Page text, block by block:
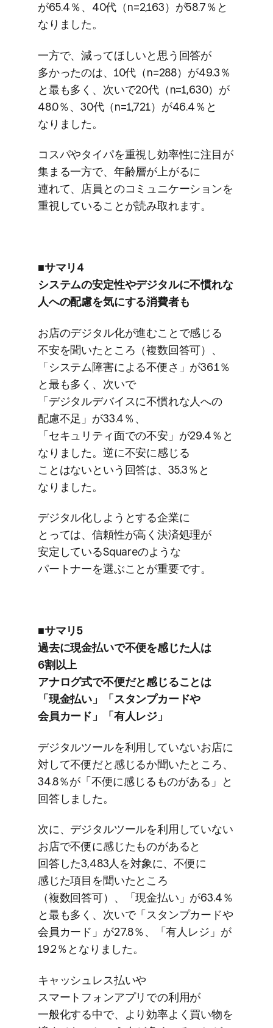
が​65.4％、​40代​（n=2,163）が​58.7％と​
なりました。
一方で、​減って​ほしいと​思う​回答が​
多かったのは、​10代​（n=288）が​49.3％
と​最も​多く、​次いで​20代​（n=1,630）が​
48.0％、​30代​（n=1,721）が​46.4％と​
なりました。
コスパや​タイパを​重視し​効率性に​注目が​
集まる​一方で、​年齢層が​上がるに​
連れて、​店員との​コミュニケーションを​
重視している​ことが​読み取れます。
■サマリ4
システムの​安定性や​デジタルに​不慣れな​
人への​配慮を​気に​する​消費者も
お店の​デジタル化が​進むことで​感じる​
不安を​聞いた​ところ​（複数回答可）、​
「システム障害に​よる​不便さ」が​36.1％
と​最も​多く、​次いで​
「デジタルデバイスに​不慣れな​人への​
配慮不足」が​33.4％、​
「セキュリティ面での​不安」が​29.4％と​
なりました。​逆に​不安に​感じる​
ことはないと​いう​回答は、​35.3％と​
なりました。
デジタル化しようとする​企業に​
とっては、​信頼性が​高く​決済処理が​
安定している​Squareのような​
パートナーを​選ぶことが​重要です。
■サマリ5
過去に​現金払いで​不便を​感じた​人は​
6割以上
アナログ式で​不便だと​感じる​ことは​
「現金払い」​「スタンプカードや​
会員カード」​「有人レジ」
デジタルツールを​利用していない​お店に​
対して​不便だと​感じるか​聞いた​ところ、​
34.8％が​「不便に​感じる​ものが​ある」と​
回答しました。
次に、​デジタルツールを​利用していない​
お店で​不便に​感じた​ものが​あると​
回答した​3,483人を​対象に、​不便に​
感じた​項目を​聞いた​ところ​
（複数回答可）、​「現金払い」が​63.4％
と​最も​多く、​次いで​「スタンプカードや​
会員カード」が​27.8％、​「有人レジ」が​
19.2％と​なりました。
キャッシュレス払いや​
スマートフォンアプリでの​利用が​
一般化する​中で、​より​効率よく​買い物を​